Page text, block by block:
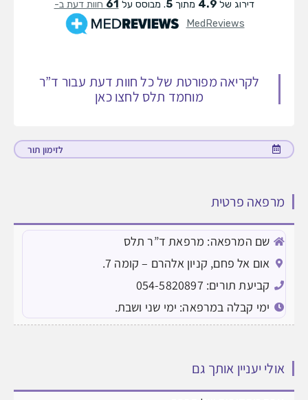
לקריאה מפורטת של כל חוות דעת עבור ד”ר
מוחמד תלס לחצו כאן
לזימון תור
מרפאה פרטית
שם המרפאה: מרפאת ד”ר תלס
אום אל פחם, קניון אלהרם – קומה 7.
קביעת תורים: 054-5820897
ימי קבלה במרפאה: ימי שני ושבת.
אולי יעניין אותך גם